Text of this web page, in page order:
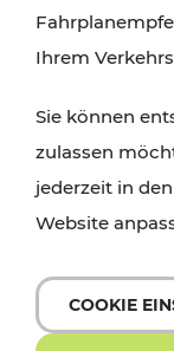
Ihrem
Sie können
zulassen
jederzeit in
Website
COOKIE